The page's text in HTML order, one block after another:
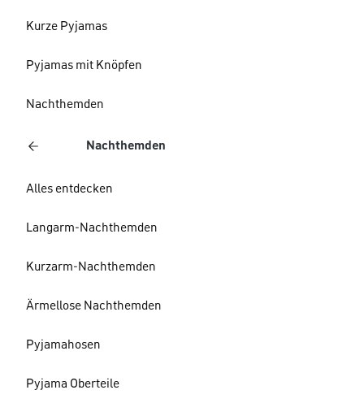
Kurze Pyjamas
Pyjamas mit Knöpfen
Nachthemden
Nachthemden
Alles entdecken
Langarm-Nachthemden
Kurzarm-Nachthemden
Ärmellose Nachthemden
Pyjamahosen
Pyjama Oberteile